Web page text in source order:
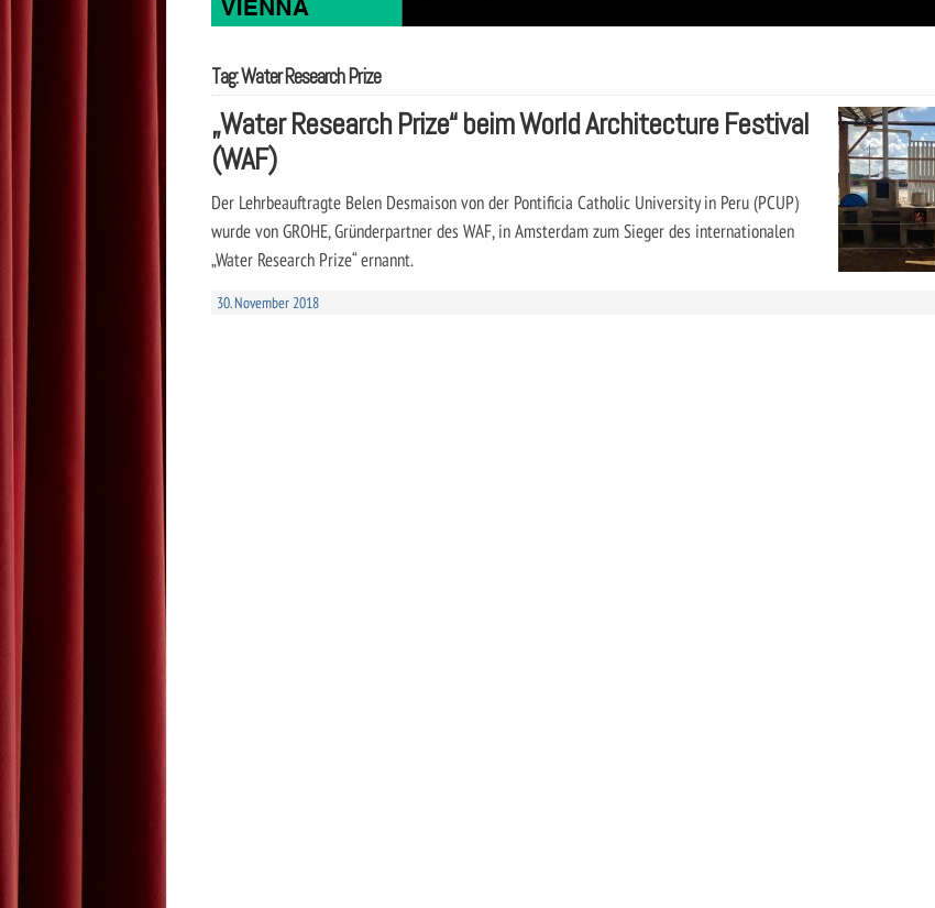
Tag: Water Research Prize
„Water Research Prize“ beim World Architecture Festival
(WAF)
Der Lehrbeauftragte Belen Desmaison von der Pontificia Catholic University in Peru (PCUP)
wurde von GROHE, Gründerpartner des WAF, in Amsterdam zum Sieger des internationalen
„Water Research Prize“ ernannt.
30. November 2018